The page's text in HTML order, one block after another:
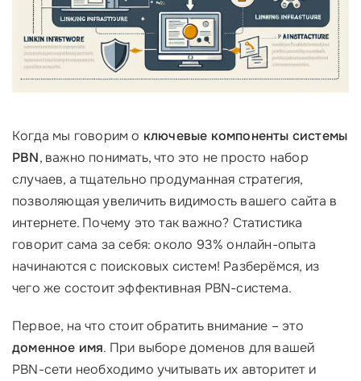
Когда мы говорим о ключевые компоненты системы
PBN, важно понимать, что это не просто набор
случаев, а тщательно продуманная стратегия,
позволяющая увеличить видимость вашего сайта в
интернете. Почему это так важно? Статистика
говорит сама за себя: около 93% онлайн-опыта
начинаются с поисковых систем! Разберёмся, из
чего же состоит эффективная PBN-система.
Первое, на что стоит обратить внимание – это
доменное имя. При выборе доменов для вашей
PBN-сети необходимо учитывать их авторитет и